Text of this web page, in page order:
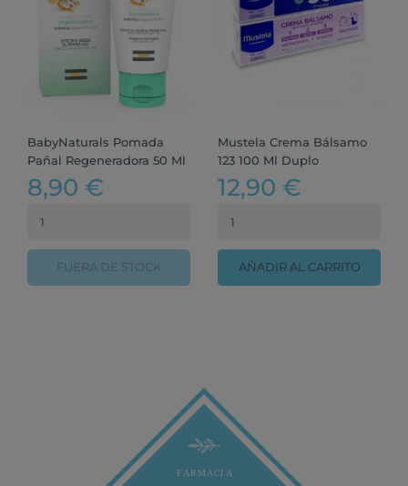
BabyNaturals Pomada
Pañal Regeneradora 50 Ml
8,90 €
FUERA DE STOCK
Mustela Crema Bálsamo
123 100 Ml Duplo
12,90 €
AÑADIR AL CARRITO